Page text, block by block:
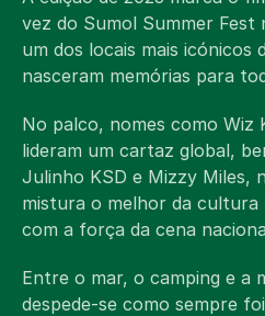
Select Language
PT
vez do Sumol Summer Fest
um dos locais mais icónicos
nasceram memórias para
No palco, nomes como Wiz
lideram um cartaz global,
Julinho KSD e Mizzy Miles,
mistura o melhor da
com a força da cena
Entre o mar, o camping e a
despede-se como sempre